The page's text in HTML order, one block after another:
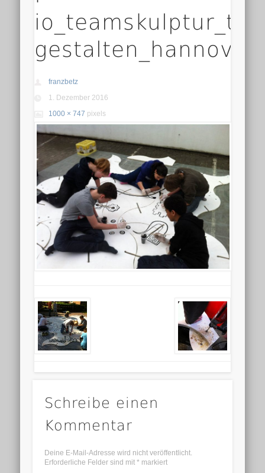
franzbetz
1. Dezember 2016
1000 × 747 pixels
Schreibe einen
Kommentar
Deine E-Mail-Adresse wird nicht veröffentlicht.
Erforderliche Felder sind mit *markiert